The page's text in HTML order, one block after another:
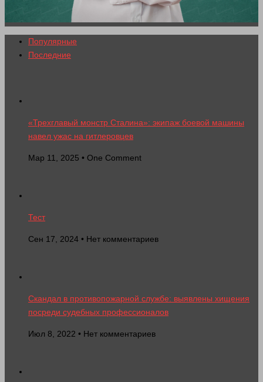
Популярные
Последние
«Трехглавый монстр Сталина»: экипаж боевой машины
навел ужас на гитлеровцев
Мар 11, 2025 • One Comment
Тест
Сен 17, 2024 • Нет комментариев
Скандал в противопожарной службе: выявлены хищения
посреди судебных профессионалов
Июл 8, 2022 • Нет комментариев